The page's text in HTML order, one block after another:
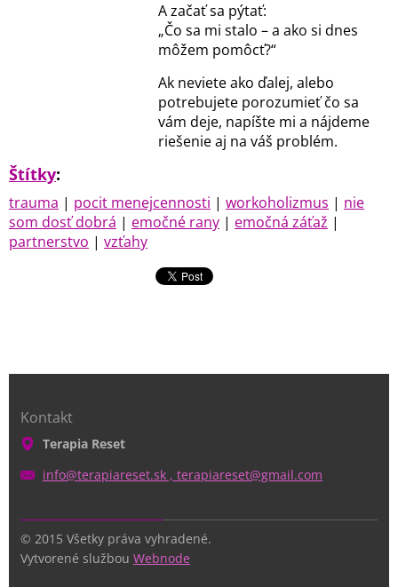
A začať sa pýtať:
„Čo sa mi stalo – a ako si dnes
môžem pomôcť?“
Ak neviete ako ďalej, alebo
potrebujete porozumieť čo sa
vám deje, napíšte mi a nájdeme
riešenie aj na váš problém.
Štítky:
trauma | pocit menejcennosti | workoholizmus | nie
som dosť dobrá | emočné rany | emočná záťaž |
partnerstvo | vzťahy
Kontakt
Terapia Reset
info@terapiareset.sk , terapiareset@gmail.com
© 2015 Všetky práva vyhradené.
Vytvorené službou Webnode